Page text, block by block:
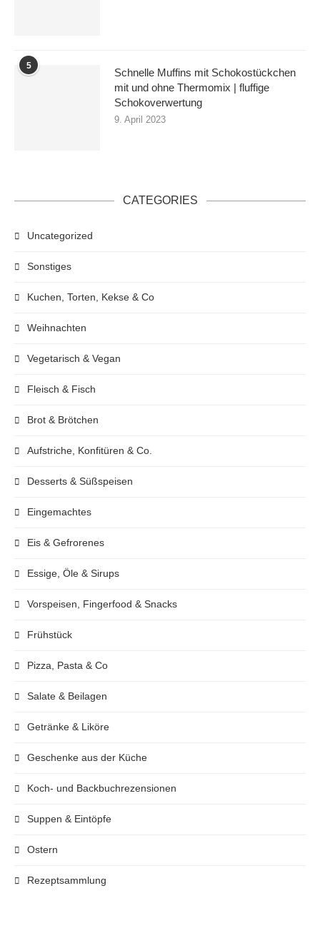
5
Schnelle Muffins mit Schokostückchen
mit und ohne Thermomix | fluffige
Schokoverwertung
9. April 2023
CATEGORIES
Uncategorized
Sonstiges
Kuchen, Torten, Kekse & Co
Weihnachten
Vegetarisch & Vegan
Fleisch & Fisch
Brot & Brötchen
Aufstriche, Konfitüren & Co.
Desserts & Süßspeisen
Eingemachtes
Eis & Gefrorenes
Essige, Öle & Sirups
Vorspeisen, Fingerfood & Snacks
Frühstück
Pizza, Pasta & Co
Salate & Beilagen
Getränke & Liköre
Geschenke aus der Küche
Koch- und Backbuchrezensionen
Suppen & Eintöpfe
Ostern
Rezeptsammlung